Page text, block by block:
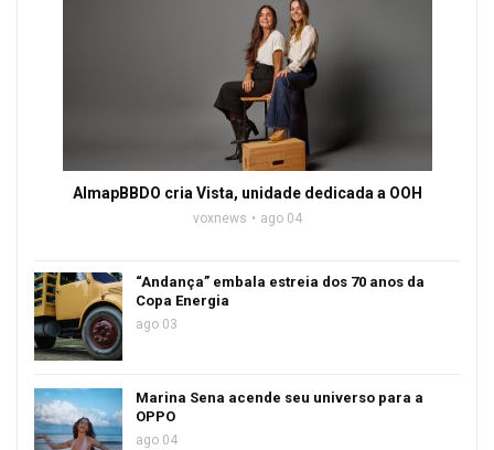
AlmapBBDO cria Vista, unidade dedicada a OOH
voxnews ago 04
“Andança” embala estreia dos 70 anos da
Copa Energia
ago 03
Marina Sena acende seu universo para a
OPPO
ago 04